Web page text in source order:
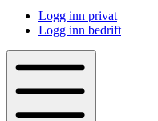
Logg inn privat
Logg inn bedrift